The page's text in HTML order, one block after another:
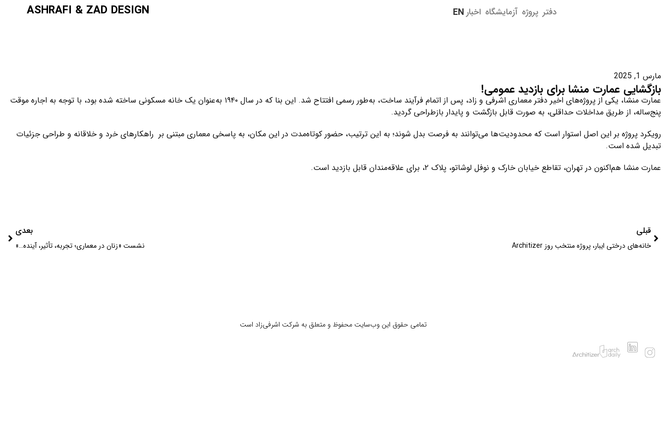
دفتر پروژه‌ آزمایشگاه اخبار EN
ASHRAFI & ZAD DESIGN
مارس 1, 2025
بازگشایی عمارت منشا برای بازدید عمومی!
عمارت منشا، یکی از پروژه‌های اخیر دفتر معماری اشرفی و زاد، پس از اتمام فرآیند ساخت، به‌طور رسمی افتتاح شد. این بنا که در سال ۱۹۴۰ به‌عنوان یک خانه مسکونی ساخته شده بود، با توجه به اجاره موقت
پنج‌ساله، از طریق مداخلات حداقلی، به صورت قابل بازگشت و پایدار بازطراحی گردید.
رویکرد پروژه بر این اصل استوار است که محدودیت‌ها می‌توانند به فرصت بدل شوند؛ به این ترتیب، حضور کوتاه‌مدت در این مکان، به پاسخی معماری مبتنی بر راهکارهای خرد و خلاقانه و طراحی جزئیات
تبدیل شده است.
عمارت منشا هم‌اکنون در تهران، تقاطع خیابان خارک و نوفل لوشاتو، پلاک ۲، برای علاقه‌مندان قابل بازدید است.
قبلی
خانه‌های درختی ایبار،‌ پروژه منتخب روز Architizer
بعدی
نشست «زنان در معماری؛ تجربه، تأثیر، آینده…»
تمامی حقوق این وب‌سایت محفوظ و متعلق به شرکت اشرفی‌زاد است